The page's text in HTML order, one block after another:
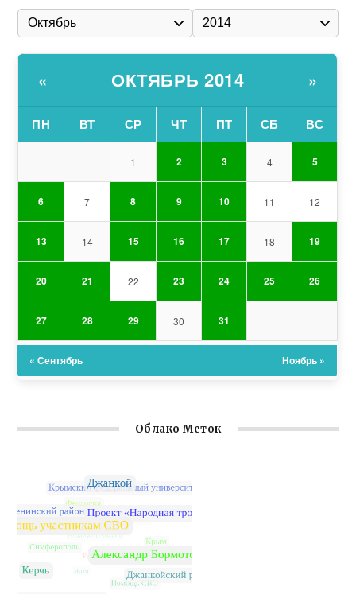
« ОКТЯБРЬ 2014 »
ПН ВТ СР ЧТ ПТ СБ ВС
1 2 3 4 5
6 7 8 9 10 11 12
13 14 15 16 17 18 19
20 21 22 23 24 25 26
27 28 29 30 31
« Сентябрь Ноябрь »
Облако Меток